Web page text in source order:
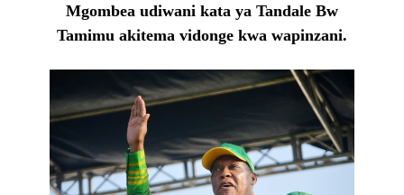
Mgombea udiwani kata ya Tandale Bw
Tamimu akitema vidonge kwa wapinzani.